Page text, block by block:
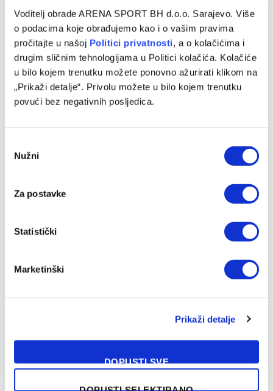
Voditelj obrade ARENA SPORT BH d.o.o. Sarajevo. Više
o podacima koje obrađujemo kao i o vašim pravima
pročitajte u našoj Politici privatnosti, a o kolačićima i
drugim sličnim tehnologijama u Politici kolačića. Kolačiće
u bilo kojem trenutku možete ponovno ažurirati klikom na
„Prikaži detalje“. Privolu možete u bilo kojem trenutku
povući bez negativnih posljedica.
Selection
Nužni
Za postavke
Statistički
Marketinški
Prikaži detalje
DOPUSTI SVE
Reprezentativac BiH pred transferom u Rusiju
27/12/2024
Nogometni reprezentativac Bosne i Hercegovine Ifet
Đakovac prošlog ljeta bio je na korak do povratka u matični
Partizan. Međutim, njegov…
Fudbaleri TSC Bačka Topola su u utakmici 17. kola
Superlige Srbije deklasirali Radnički Niš sa 4:1. Naš